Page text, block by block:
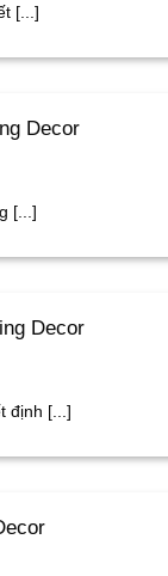
[...]
Decor
[...]
Decor
định [...]